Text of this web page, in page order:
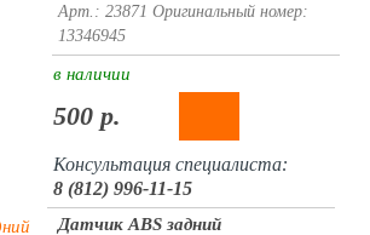
Арт.: 23871 Оригинальный номер:
13346945
в наличии
500 р.
Консультация специалиста:
8 (812) 996-11-15
Датчик ABS задний